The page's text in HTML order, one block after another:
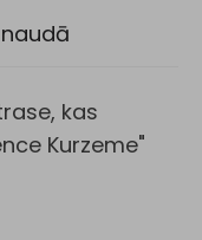
kas
Kurzeme"